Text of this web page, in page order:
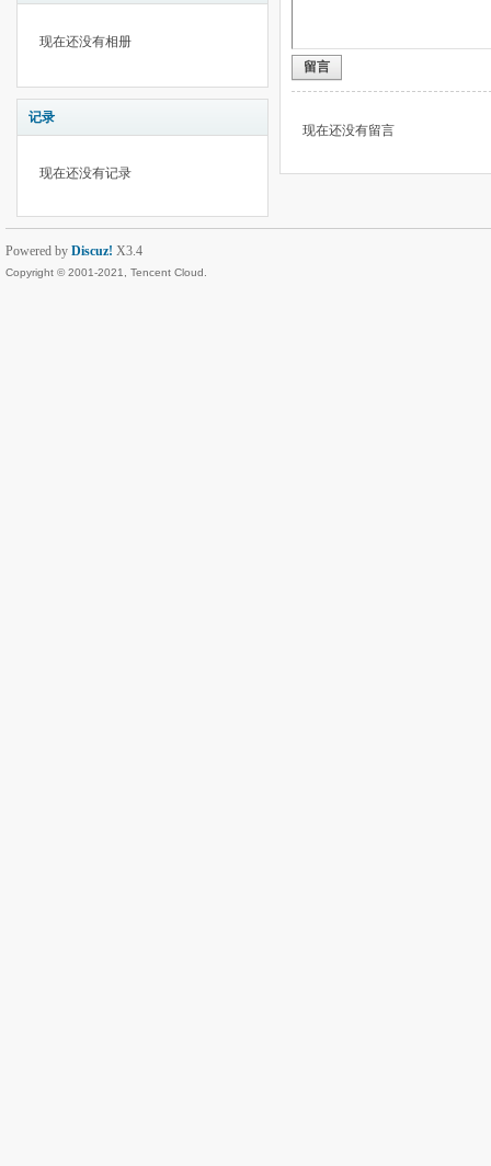
现在还没有相册
记录
现在还没有记录
留言
现在还没有留言
Powered by Discuz! X3.4
Copyright © 2001-2021, Tencent Cloud.